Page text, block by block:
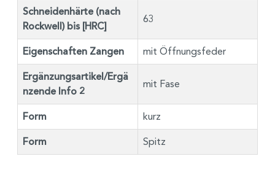
Schneidenhärte (nach
Rockwell) bis [HRC]
63
Eigenschaften Zangen mit Öffnungsfeder
Ergänzungsartikel/Ergä
nzende Info 2
mit Fase
Form kurz
Form Spitz